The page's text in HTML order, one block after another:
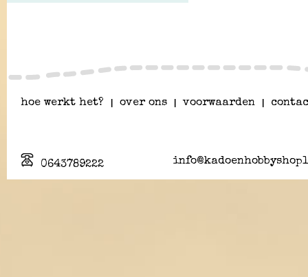
hoe werkt het? over ons voorwaarden
0643789222